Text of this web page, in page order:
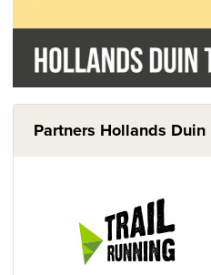
Partners Hollands Duin